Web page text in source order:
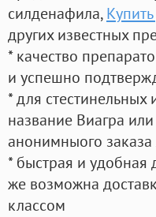
силденафила,
других известных
* качество
и успешно
* для
название Виагра
анонимныого
* быстрая и удобная
же возможна
классом